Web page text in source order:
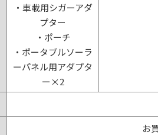
・車載用シガーアダ
プター
・ポーチ
・ポータブルソーラ
ーパネル用アダプタ
ー×2
お